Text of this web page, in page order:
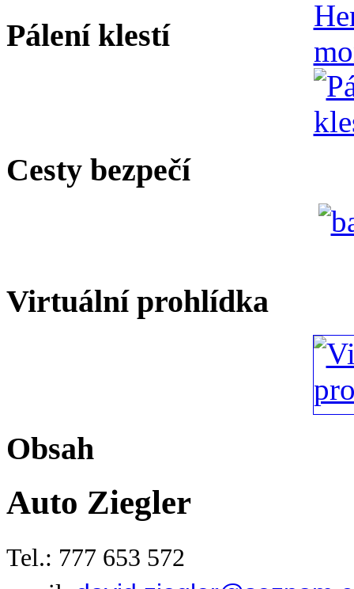
Pálení klestí
Cesty bezpečí
Virtuální prohlídka
Obsah
Auto Ziegler
Tel.: 777 653 572